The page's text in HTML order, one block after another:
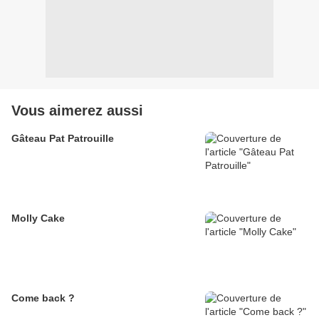
Vous aimerez aussi
Gâteau Pat Patrouille
Molly Cake
Come back ?